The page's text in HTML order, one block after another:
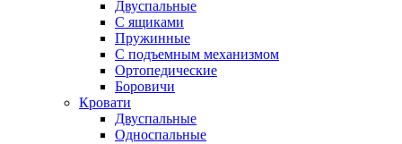
Двуспальные
С ящиками
Пружинные
С подъемным механизмом
Ортопедические
Боровичи
Кровати
Двуспальные
Односпальные